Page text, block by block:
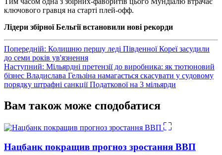
ключового гравця на старті плей-офф.
Лідери збірної Бельгії встановили нові рекорди
Навігація
записів
Попередній: Колишню першу леді Південної Кореї засудили
до семи років ув'язнення
Наступний: Мільярдні претензії до виробника: як тютюновий
бізнес Владислава Гельзіна намагається скасувати у судовому
порядку штрафні санкції Податкової на 3 мільярди
Вам також може сподобатися
Нацбанк покращив прогноз зростання ВВП